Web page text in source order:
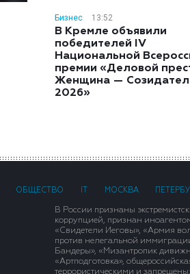
Бизнес 13:52
В Кремле объявили
победителей IV
Национальной
премии «Деловой
Женщина —
2026»
ОБЩЕСТВО МОСКВА
В России признаны
коррупцией, признан
«Свидетели Иеговы», «Армия
против нелегальной
Бандеры», «Мизантропик
«Артподготовка»,
террористическими и